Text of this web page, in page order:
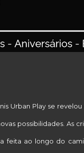
–
Urban Play se
possibilidades. As
feita ao longo do